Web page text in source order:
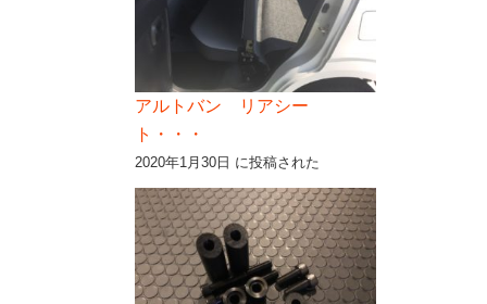
アルトバン リアシー
ト・・・
2020年1月30日 に投稿された